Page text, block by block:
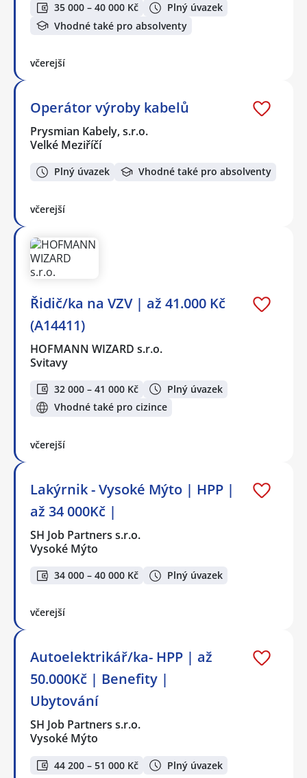
35 000 – 40 000 Kč
Plný úvazek
Vhodné také pro absolventy
včerejší
Operátor výroby kabelů
Prysmian Kabely, s.r.o.
Velké Meziříčí
Plný úvazek Vhodné také pro absolventy
včerejší
Řidič/ka na VZV | až 41.000 Kč
(A14411)
HOFMANN WIZARD s.r.o.
Svitavy
32 000 – 41 000 Kč
Plný úvazek
Vhodné také pro cizince
včerejší
Lakýrnik - Vysoké Mýto | HPP |
až 34 000Kč |
SH Job Partners s.r.o.
Vysoké Mýto
34 000 – 40 000 Kč Plný úvazek
včerejší
Autoelektrikář/ka- HPP | až
50.000Kč | Benefity |
Ubytování
SH Job Partners s.r.o.
Vysoké Mýto
44 200 – 51 000 Kč Plný úvazek